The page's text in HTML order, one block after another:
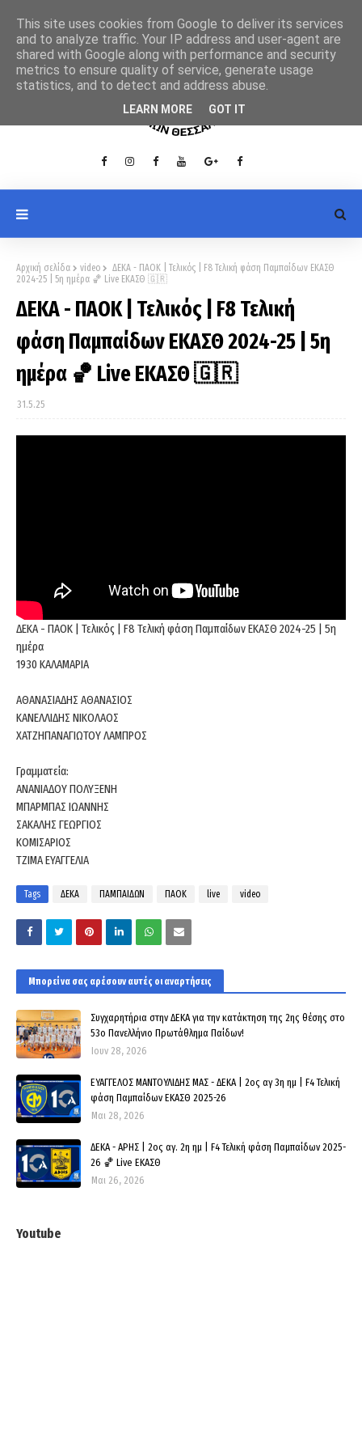
Αρχική σελίδα video
ΔΕΚΑ - ΠΑΟΚ | Τελικός | F8 Τελική φάση Παμπαίδων ΕΚΑΣΘ
2024-25 | 5η ημέρα 🏀 Live ΕΚΑΣΘ 🇬🇷
ΔΕΚΑ - ΠΑΟΚ | Τελικός | F8 Τελική
φάση Παμπαίδων ΕΚΑΣΘ 2024-25 | 5η
ημέρα 🏀 Live ΕΚΑΣΘ 🇬🇷
31.5.25
ΔΕΚΑ - ΠΑΟΚ | Τελικός | F8 Τελική φάση Παμπαίδων ΕΚΑΣΘ 2024-25 | 5η
ημέρα
1930 ΚΑΛΑΜΑΡΙΑ
ΑΘΑΝΑΣΙΑΔΗΣ ΑΘΑΝΑΣΙΟΣ
ΚΑΝΕΛΛΙΔΗΣ ΝΙΚΟΛΑΟΣ
ΧΑΤΖΗΠΑΝΑΓΙΩΤΟΥ ΛΑΜΠΡΟΣ
Γραμματεία:
ΑΝΑΝΙΑΔΟΥ ΠΟΛΥΞΕΝΗ
ΜΠΑΡΜΠΑΣ ΙΩΑΝΝΗΣ
ΣΑΚΑΛΗΣ ΓΕΩΡΓΙΟΣ
ΚΟΜΙΣΑΡΙΟΣ
ΤΖΙΜΑ ΕΥΑΓΓΕΛΙΑ
Tags ΔΕΚΑ ΠΑΜΠΑΙΔΩΝ ΠΑΟΚ live video
Μπορεί να σας αρέσουν αυτές οι αναρτήσεις
Συγχαρητήρια στην ΔΕΚΑ για την κατάκτηση της 2ης θέσης στο
53ο Πανελλήνιο Πρωτάθλημα Παίδων!
Ιουν 28, 2026
ΕΥΑΓΓΕΛΟΣ ΜΑΝΤΟΥΛΙΔΗΣ ΜΑΣ - ΔΕΚΑ | 2ος αγ 3η ημ | F4 Τελική
φάση Παμπαίδων ΕΚΑΣΘ 2025-26
Μαι 28, 2026
ΔΕΚΑ - ΑΡΗΣ | 2ος αγ. 2η ημ | F4 Τελική φάση Παμπαίδων 2025-
26 🏀 Live ΕΚΑΣΘ
Μαι 26, 2026
Youtube
This site uses cookies from Google to deliver its services
and to analyze traffic. Your IP address and user-agent are
shared with Google along with performance and security
metrics to ensure quality of service, generate usage
statistics, and to detect and address abuse.
LEARN MORE GOT IT